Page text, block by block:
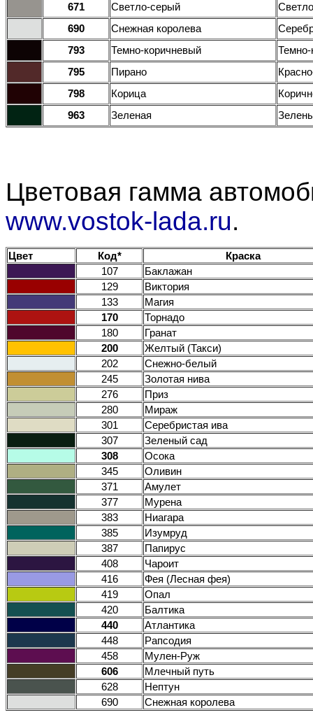
671
Светло-серый
690
Снежная королева
793
Темно-коричневый
Темно-
795
Пирано
798
Корица
963
Зеленая
Цветовая гамма
www.vostok-lada.ru.
Цвет Код*
Краска
107
Баклажан
129
Виктория
133
Магия
170
Торнадо
180
Гранат
200
Желтый (Такси)
202
Снежно-белый
245
Золотая нива
276
Приз
280
Мираж
301
Серебристая ива
307
Зеленый сад
308
Осока
345
Оливин
371
Амулет
377
Мурена
383
Ниагара
385
Изумруд
387
Папирус
408
Чароит
416
Фея (Лесная фея)
419
Опал
420
Балтика
440
Атлантика
448
Рапсодия
458
Мулен-Руж
606
Млечный путь
628
Нептун
690
Снежная королева